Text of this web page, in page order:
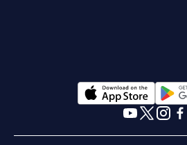
(opens in a new tab)